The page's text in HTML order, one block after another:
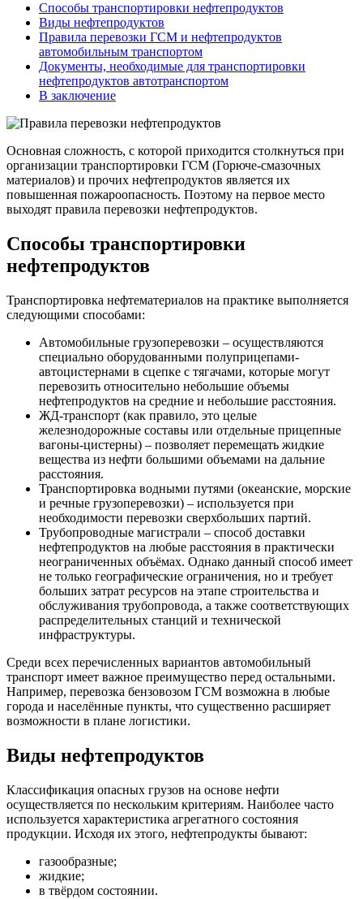
Способы транспортировки нефтепродуктов
Виды нефтепродуктов
Правила перевозки ГСМ и нефтепродуктов
автомобильным транспортом
Документы, необходимые для транспортировки
нефтепродуктов автотранспортом
В заключение
Основная сложность, с которой приходится столкнуться при
организации транспортировки ГСМ (Горюче-смазочных
материалов) и прочих нефтепродуктов является их
повышенная пожароопасность. Поэтому на первое место
выходят правила перевозки нефтепродуктов.
Способы транспортировки
нефтепродуктов
Транспортировка нефтематериалов на практике выполняется
следующими способами:
Автомобильные грузоперевозки – осуществляются
специально оборудованными полуприцепами-
автоцистернами в сцепке с тягачами, которые могут
перевозить относительно небольшие объемы
нефтепродуктов на средние и небольшие расстояния.
ЖД-транспорт (как правило, это целые
железнодорожные составы или отдельные прицепные
вагоны-цистерны) – позволяет перемещать жидкие
вещества из нефти большими объемами на дальние
расстояния.
Транспортировка водными путями (океанские, морские
и речные грузоперевозки) – используется при
необходимости перевозки сверхбольших партий.
Трубопроводные магистрали – способ доставки
нефтепродуктов на любые расстояния в практически
неограниченных объёмах. Однако данный способ имеет
не только географические ограничения, но и требует
больших затрат ресурсов на этапе строительства и
обслуживания трубопровода, а также соответствующих
распределительных станций и технической
инфраструктуры.
Среди всех перечисленных вариантов автомобильный
транспорт имеет важное преимущество перед остальными.
Например, перевозка бензовозом ГСМ возможна в любые
города и населённые пункты, что существенно расширяет
возможности в плане логистики.
Виды нефтепродуктов
Классификация опасных грузов на основе нефти
осуществляется по нескольким критериям. Наиболее часто
используется характеристика агрегатного состояния
продукции. Исходя их этого, нефтепродукты бывают:
газообразные;
жидкие;
в твёрдом состоянии.